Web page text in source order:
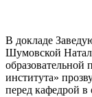
В докладе
Шумовской
института»
перед кафедрой